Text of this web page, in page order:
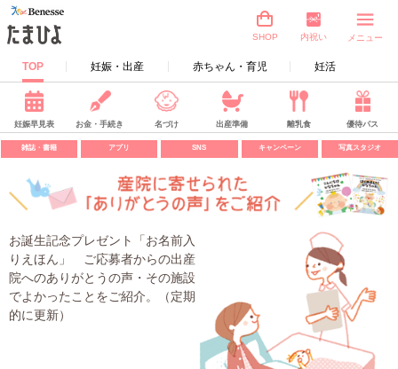
TOP 妊娠・出産 赤ちゃん・育児 妊活
SHOP 内祝い メニュー
妊娠早見表 お金・手続き 名づけ 出産準備 離乳食 優待パス
雑誌・書籍 アプリ SNS キャンペーン 写真スタジオ
お誕生記念プレゼント「お名前入
りえほん」 ご応募者からの出産
院へのありがとうの声・その施設
でよかったことをご紹介。（定期
的に更新）